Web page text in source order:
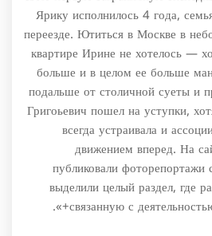
Ярику исполнилось 4 года,
переезде. Ютиться в Москве в
квартире Ирине не хотелось —
больше и в целом ее больше
подальше от столичной суеты и
Григоьевич пошел на уступки,
всегда устраивала и
движением вперед. На
публиковали фоторепортажи
выделили целый раздел, где
связанную с